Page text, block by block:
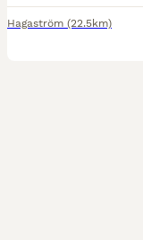
Hagaström (22.5km)